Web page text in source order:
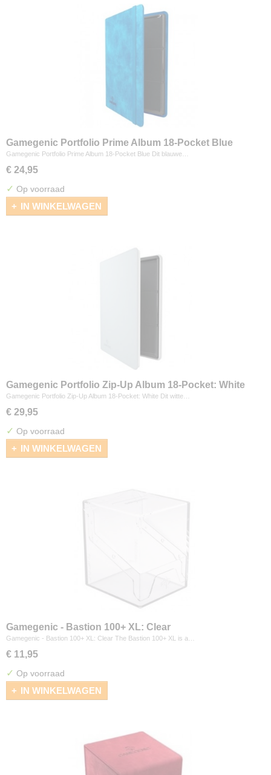
Gamegenic Portfolio Prime Album 18-Pocket Blue
Gamegenic Portfolio Prime Album 18-Pocket Blue Dit blauwe…
€ 24,95
✓ Op voorraad
IN WINKELWAGEN
Gamegenic Portfolio Zip-Up Album 18-Pocket: White
Gamegenic Portfolio Zip-Up Album 18-Pocket: White Dit witte…
€ 29,95
✓ Op voorraad
IN WINKELWAGEN
Gamegenic - Bastion 100+ XL: Clear
Gamegenic - Bastion 100+ XL: Clear The Bastion 100+ XL is a…
€ 11,95
✓ Op voorraad
IN WINKELWAGEN